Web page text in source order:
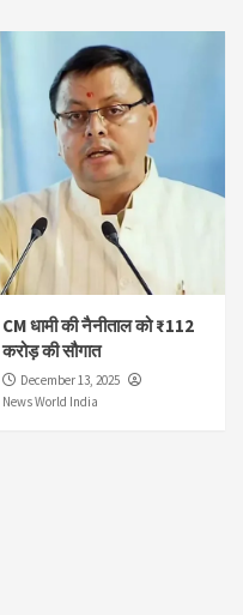
CM धामी की नैनीताल को ₹112
करोड़ की सौगात
December 13, 2025
News World India